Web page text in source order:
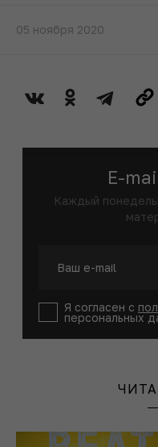
05 ноября 2020
E-
Каждый
Я согласен с
персональных